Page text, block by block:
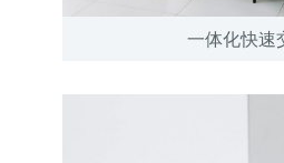
一体化快速